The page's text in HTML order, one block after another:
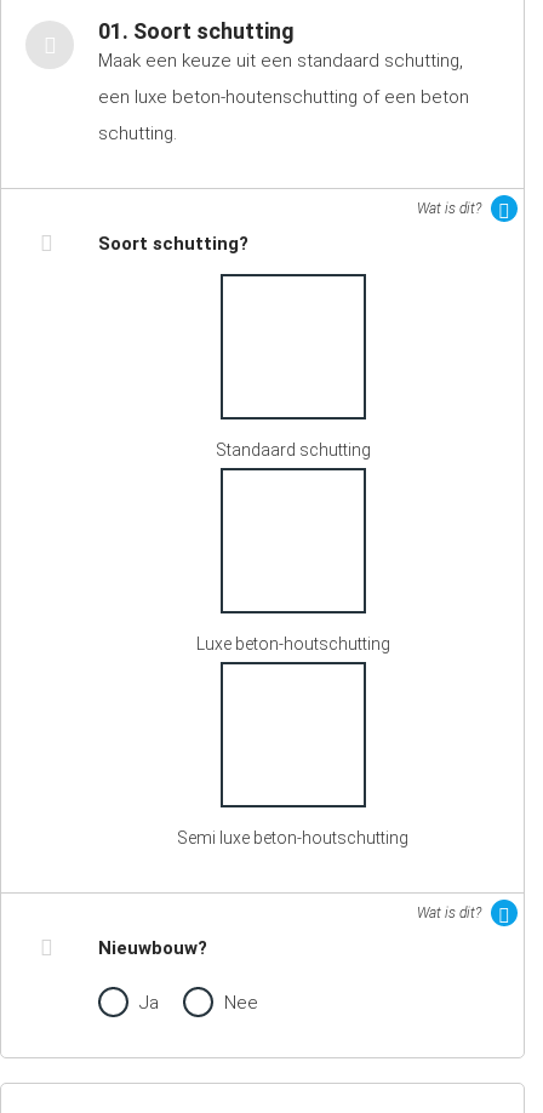
01. Soort schutting
Maak een keuze uit een standaard schutting,
een luxe beton-houtenschutting of een beton
schutting.
Wat is dit?
Soort schutting?
Standaard schutting
Luxe beton-houtschutting
Semi luxe beton-houtschutting
Wat is dit?
Nieuwbouw?
Ja Nee